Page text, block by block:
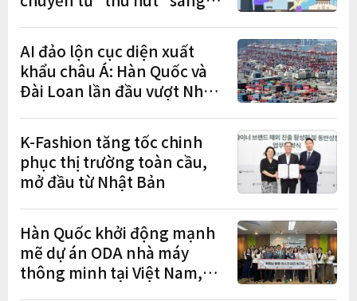
cư"
AI đảo lộn cục diện xuất
khẩu châu Á: Hàn Quốc và
Đài Loan lần đầu vượt Nhật
K-Fashion tăng tốc chinh
phục thị trường toàn cầu,
mở đầu từ Nhật Bản
Hàn Quốc khởi động mạnh
mẽ dự án ODA nhà máy
thông minh tại Việt Nam,